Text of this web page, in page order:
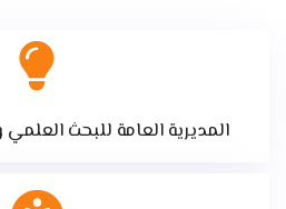
المديرية العامة للبحث